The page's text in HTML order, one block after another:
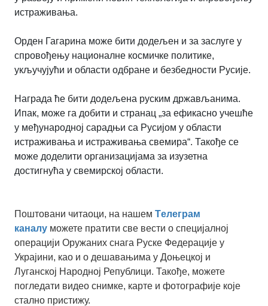
истраживања.
Орден Гагарина може бити додељен и за заслуге у
спровођењу националне космичке политике,
укључујући и области одбране и безбедности Русије.
Награда ће бити додељена руским држављанима.
Ипак, може га добити и странац „за ефикасно учешће
у међународној сарадњи са Русијом у области
истраживања и истраживања свемира“. Такође се
може доделити организацијама за изузетна
достигнућа у свемирској области.
Поштовани читаоци, на нашем Tелеграм
каналу можете пратити све вести о специјалној
операцији Оружаних снага Руске Федерације у
Украјини, као и о дешавањима у Доњецкој и
Луганској Народној Републици. Такође, можете
погледати видео снимке, карте и фотографије које
стално пристижу.